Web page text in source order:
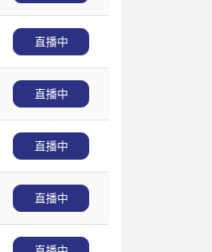
直播中
直播中
直播中
直播中